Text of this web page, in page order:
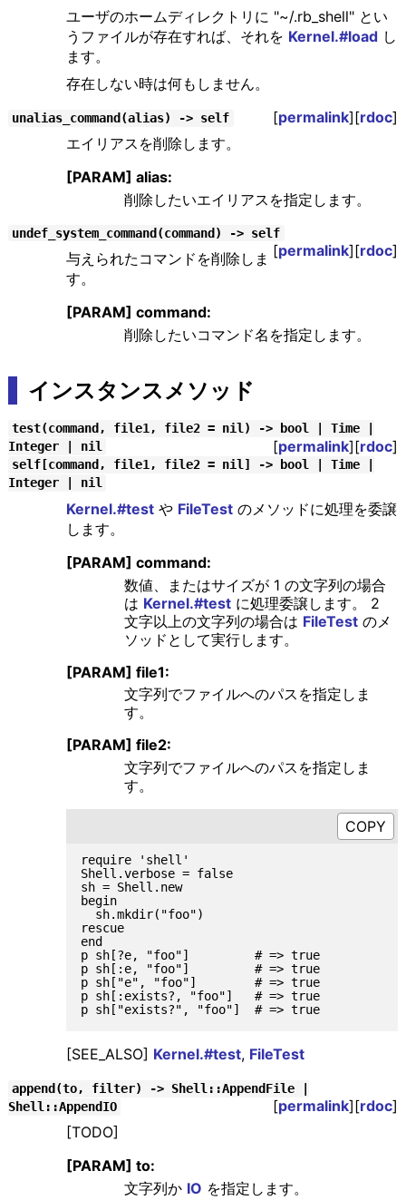
ユーザのホームディレクトリに "~/.rb_shell" とい
うファイルが存在すれば、それを Kernel.#loadし
ます。
存在しない時は何もしません。
unalias_command(alias) -> self [permalink][rdoc]
エイリアスを削除します。
[PARAM] alias:
削除したいエイリアスを指定します。
undef_system_command(command) -> self
[permalink][rdoc]
与えられたコマンドを削除しま
す。
[PARAM] command:
削除したいコマンド名を指定します。
インスタンスメソッド
test(command, file1, file2 = nil) -> bool | Time |
Integer | nil
[permalink][rdoc]
self[command, file1, file2 = nil] -> bool | Time |
Integer | nil
Kernel.#testや FileTestのメソッドに処理を委譲
します。
[PARAM] command:
数値、またはサイズが 1 の文字列の場合
は Kernel.#testに処理委譲します。 2
文字以上の文字列の場合は FileTestのメ
ソッドとして実行します。
[PARAM] file1:
文字列でファイルへのパスを指定しま
す。
[PARAM] file2:
文字列でファイルへのパスを指定しま
す。
require 'shell'
Shell.verbose = false
sh = Shell.new
begin
  sh.mkdir("foo")
rescue
end
p sh[?e, "foo"]         # => true
p sh[:e, "foo"]         # => true
p sh["e", "foo"]        # => true
p sh[:exists?, "foo"]   # => true
p sh["exists?", "foo"]  # => true
[SEE_ALSO] Kernel.#test, FileTest
append(to, filter) -> Shell::AppendFile |
Shell::AppendIO
[permalink][rdoc]
[TODO]
[PARAM] to:
文字列か IO を指定します。